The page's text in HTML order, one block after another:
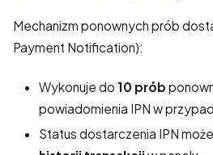
Mechanizm ponownych prób
Payment Notification):
Wykonuje do 10 prób
powiadomienia IPN w
Status dostarczenia IPN